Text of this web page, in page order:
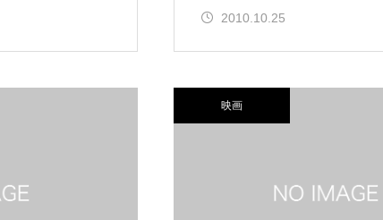
2010.10.25
映画